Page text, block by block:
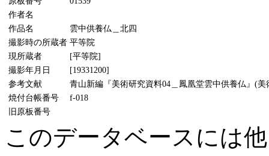
作者名
作品名
雲中供養仏＿北四
撮影時の所蔵者 平等院
現所蔵者
[平等院]
撮影年月日
[19331200]
参考文献
青山新編『美術研究資料04＿鳳凰堂雲中供養仏』(美
焼付台帳番号
f-018
旧原板番号
このデータベースには